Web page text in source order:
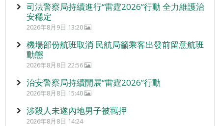
司法警察局持續進行“雷霆2026”行動 全力維護治
安穩定
2026年8月9日 13:20
機場部份航班取消 民航局籲乘客出發前留意航班
動態
2026年8月8日 22:56
治安警察局持續開展“雷霆2026”行動
2026年8月8日 15:40
涉殺人未遂內地男子被羈押
2026年8月8日 14:24